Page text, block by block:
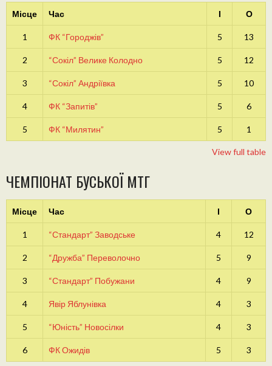
Місце Час І О
1 ФК “Городжів” 5 13
2 “Сокіл” Велике Колодно 5 12
3 “Сокіл” Андріївка 5 10
4 ФК “Запитів” 5 6
5 ФК “Милятин” 5 1
View full table
ЧЕМПІОНАТ БУСЬКОЇ МТГ
Місце Час І О
1 “Стандарт” Заводське 4 12
2 “Дружба” Переволочно 5 9
3 “Стандарт” Побужани 4 9
4 Явір Яблунівка 4 3
5 “Юність” Новосілки 4 3
6 ФК Ожидів 5 3